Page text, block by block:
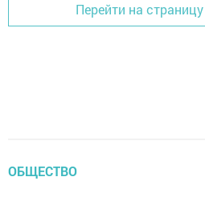
Перейти на
ОБЩЕСТВО